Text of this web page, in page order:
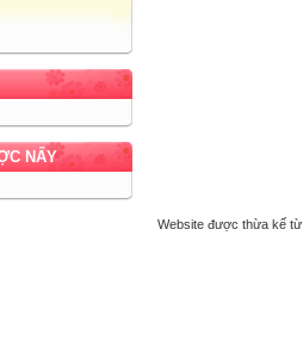
NẤY
Website được thừa kế